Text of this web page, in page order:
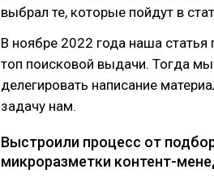
выбрал те, которые пойдут в
В ноябре 2022 года наша
топ поисковой выдачи. Тогда
делегировать написание
задачу нам.
Выстроили процесс от
микроразметки контент-